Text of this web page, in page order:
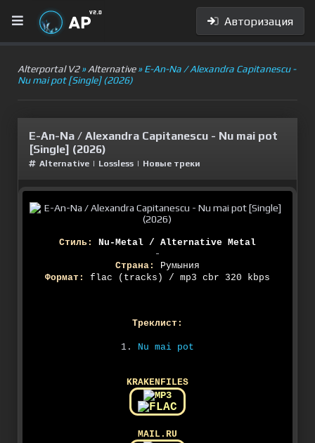
Авторизация
Alterportal V2»Alternative» E-An-Na / Alexandra Capitanescu -
Nu mai pot [Single] (2026)
E-An-Na / Alexandra Capitanescu - Nu mai pot
[Single] (2026)
Alternative | Lossless | Новые треки
Стиль: Nu-Metal / Alternative Metal
-
Страна:
Румыния
Формат:
flac (tracks) / mp3 cbr 320 kbps
Треклист:
1. Nu mai pot
KRAKENFILES
MAIL.RU